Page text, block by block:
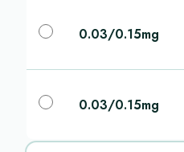
0.03/0.15mg
0.03/0.15mg